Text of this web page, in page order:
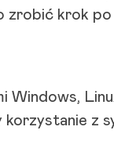
zrobić krok po
Windows,
korzystanie z